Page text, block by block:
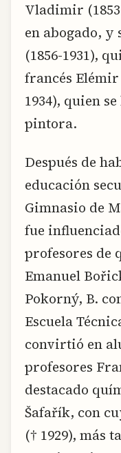
Vladimir
en abogado, y
(1856-1931),
francés Elémir
1934), quien
pintora.
Después de
educación
Gimnasio de
fue
profesores de
Emanuel
Pokorný, B.
Escuela
convirtió en
profesores
destacado
Šafařík, con
(† 1929), más